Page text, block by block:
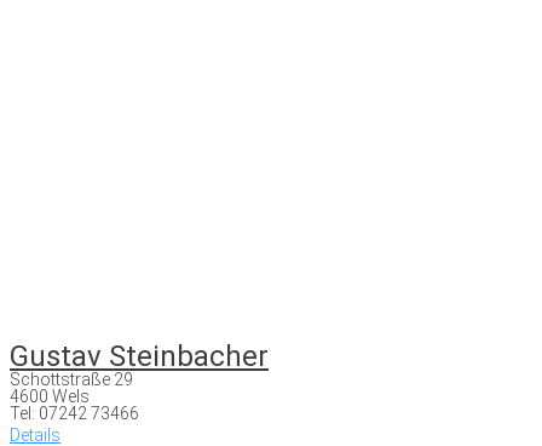
Gustav Steinbacher
Schottstraße 29
4600 Wels
Tel: 07242 73466
Details